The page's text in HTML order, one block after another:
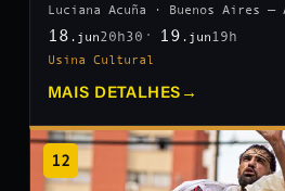
Luciana Acuña · Buenos Aires —
18 .jun20h30 19 .jun 19h
Usina Cultural
MAIS DETALHES →
12